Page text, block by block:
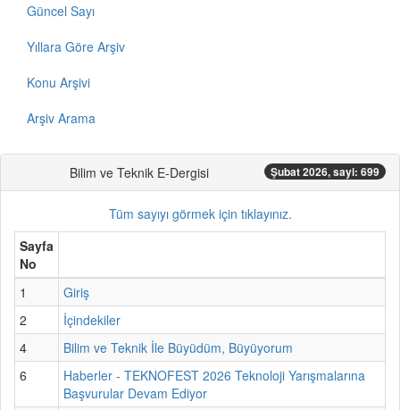
Güncel Sayı
Yıllara Göre Arşiv
Konu Arşivi
Arşiv Arama
Bilim ve Teknik E-Dergisi Şubat 2026, sayi: 699
Tüm sayıyı görmek için tıklayınız.
Sayfa
No
1
Giriş
2
İçindekiler
4
Bilim ve Teknik İle Büyüdüm, Büyüyorum
6
Haberler - TEKNOFEST 2026 Teknoloji Yarışmalarına
Başvurular Devam Ediyor